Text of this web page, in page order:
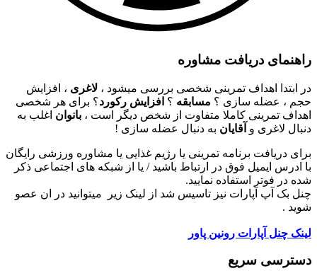
راهنمای دریافت مشاوره
در ابتدا اهداف تمرینی شخصی بررسی میشود ، لاغری ، افزایش
حجم ، عضله سازی ؟ مسابقه ؟ افزایش رکورد؟ برای هر شخصی
اهداف تمرینی کاملا متفاوت از شخص دیگر است ، بانوان اغلب به
دنبال لاغری و آقایان به دنبال عضله سازی !
برای دریافت برنامه تمرینی یا رژیم غذایی یا مشاوره ورزشی رایگان
با ادرس ایمیل فوق در ارتباط باشید / یا از شبکه های اجتماعی ذکر
شده در فوتر استفاده نمایید.
چنل بک آپ آپارات نیز تاسیس شد از لینک زیر میتوانید در ان عصو
شوید .
لینک چنل آپارات رونین پاور
دسترسی سریع